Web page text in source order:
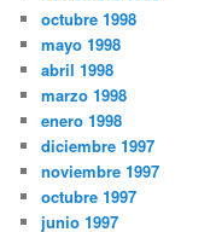
octubre 1998
mayo 1998
abril 1998
marzo 1998
enero 1998
diciembre 1997
noviembre 1997
octubre 1997
junio 1997